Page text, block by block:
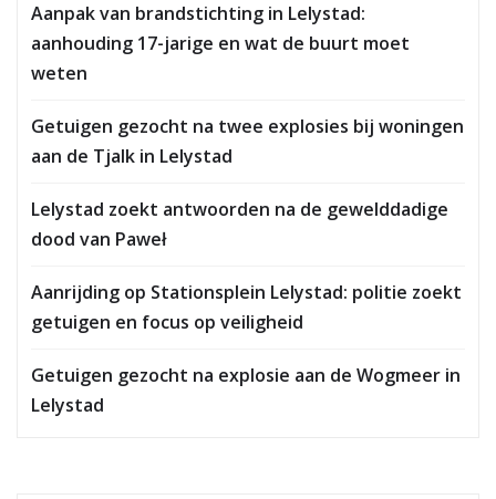
Aanpak van brandstichting in Lelystad:
aanhouding 17-jarige en wat de buurt moet
weten
Getuigen gezocht na twee explosies bij woningen
aan de Tjalk in Lelystad
Lelystad zoekt antwoorden na de gewelddadige
dood van Paweł
Aanrijding op Stationsplein Lelystad: politie zoekt
getuigen en focus op veiligheid
Getuigen gezocht na explosie aan de Wogmeer in
Lelystad